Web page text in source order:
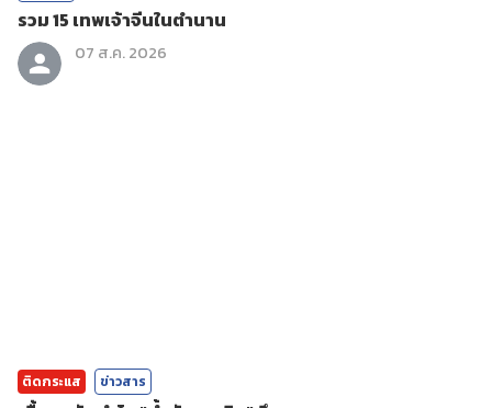
รวม 15 เทพเจ้าจีนในตำนาน
07 ส.ค. 2026
ติดกระแส ข่าวสาร